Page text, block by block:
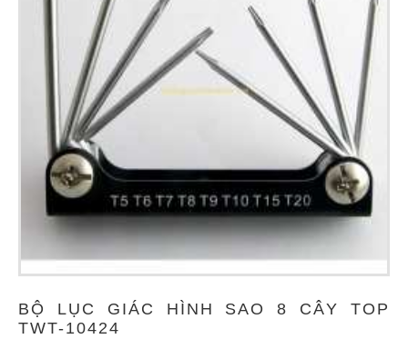
BỘ LỤC GIÁC HÌNH SAO 8 CÂY TOP
TWT-10424